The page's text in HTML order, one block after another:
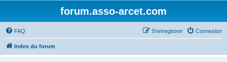
forum.asso-arcet.com
FAQ Connexion
S’enregistrer
Index du forum